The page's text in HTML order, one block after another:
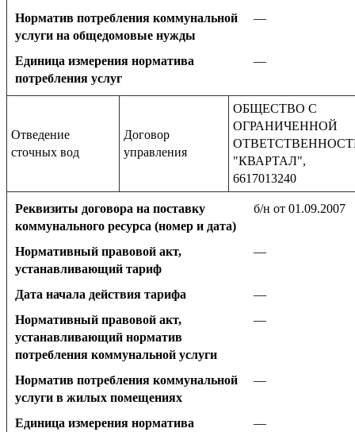
Норматив потребления коммунальной
услуги на общедомовые нужды
—
Единица измерения норматива
потребления услуг
—
Отведение
сточных вод
Договор
управления
ОБЩЕСТВО С
ОГРАНИЧЕННОЙ
"КВАРТАЛ",
6617013240
Реквизиты договора на поставку
коммунального ресурса (номер и дата)
б/н от 01.09.2007
Нормативный правовой акт,
устанавливающий тариф
—
Дата начала действия тарифа
—
Нормативный правовой акт,
устанавливающий норматив
потребления коммунальной услуги
—
Норматив потребления коммунальной
услуги в жилых помещениях
—
Единица измерения норматива
—